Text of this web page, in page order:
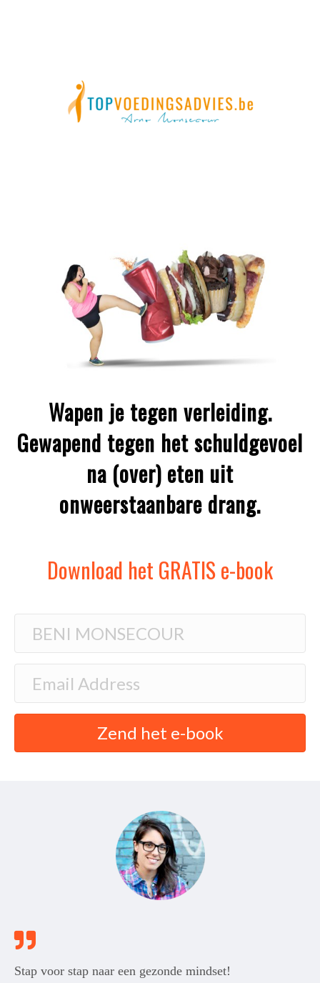
Wapen je tegen verleiding.
Gewapend tegen het schuldgevoel
na (over) eten uit
onweerstaanbare drang.
Download het GRATIS e-book
Zend het e-book
Stap voor stap naar een gezonde mindset!